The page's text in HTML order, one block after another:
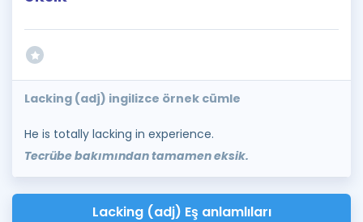
Lacking (adj) ingilizce örnek cümle
He is totally lacking in experience.
Tecrübe bakımından tamamen eksik.
Lacking (adj) Eş anlamlıları